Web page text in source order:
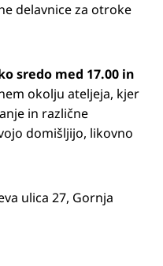
delavnice za otroke
sredo med 17.00 in
okolju ateljeja, kjer
in različne
domišljijo, likovno
ulica 27, Gornja